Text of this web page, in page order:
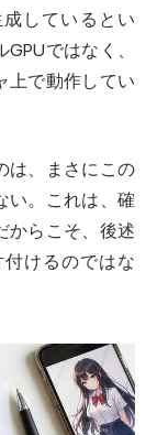
しているとい
ではなく、
上で動作してい
は、まさにこの
い。これは、確
からこそ、後述
けるのではな